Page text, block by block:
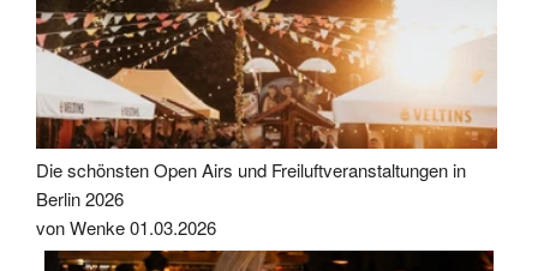
Die schönsten Open Airs und Freiluftveranstaltungen in
Berlin 2026
von Wenke01.03.2026